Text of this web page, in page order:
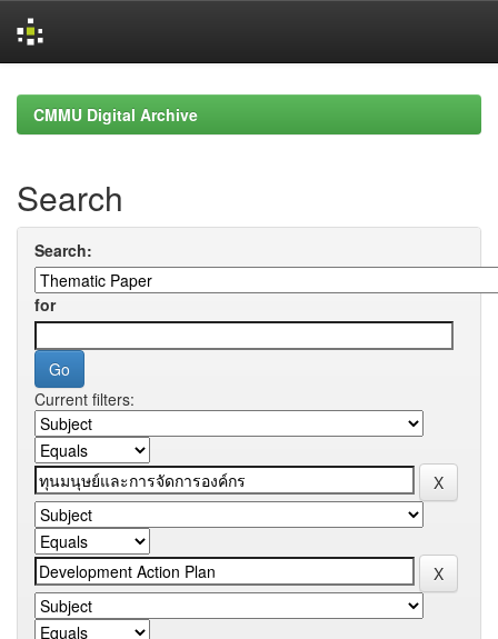
navigationCMMU Digital Archive
Search
Search:
for
Current filters: